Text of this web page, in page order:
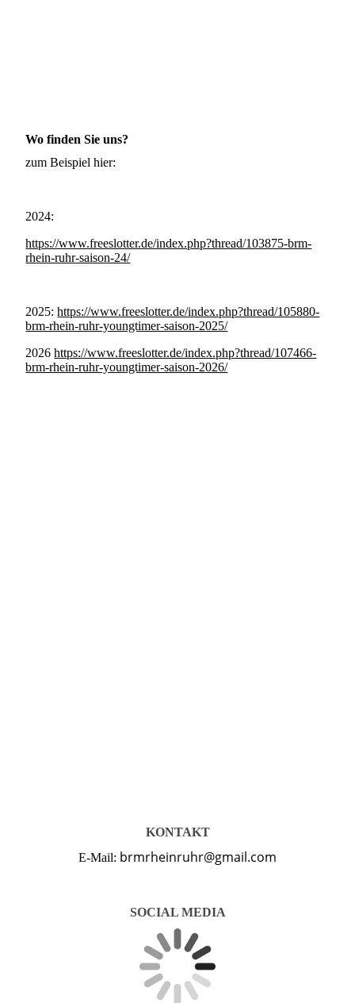
Wo finden Sie uns?
zum Beispiel hier:
2024:
https://www.freeslotter.de/index.php?thread/103875-brm-
rhein-ruhr-saison-24/
2025: https://www.freeslotter.de/index.php?thread/105880-
brm-rhein-ruhr-youngtimer-saison-2025/
2026 https://www.freeslotter.de/index.php?thread/107466-
brm-rhein-ruhr-youngtimer-saison-2026/
KONTAKT
E-Mail: brmrheinruhr@gmail.com
SOCIAL MEDIA